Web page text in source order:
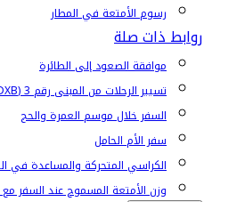
رسوم الأمتعة في المطار
روابط ذات صلة
موافقة الصعود إلى الطائرة
تسيير الرحلات من المبنى رقم 3 (DXB)
السفر خلال موسم العمرة والحج
سفر الأم الحامل
الكراسي المتحركة والمساعدة في
وزن الأمتعة المسموح عند السفر